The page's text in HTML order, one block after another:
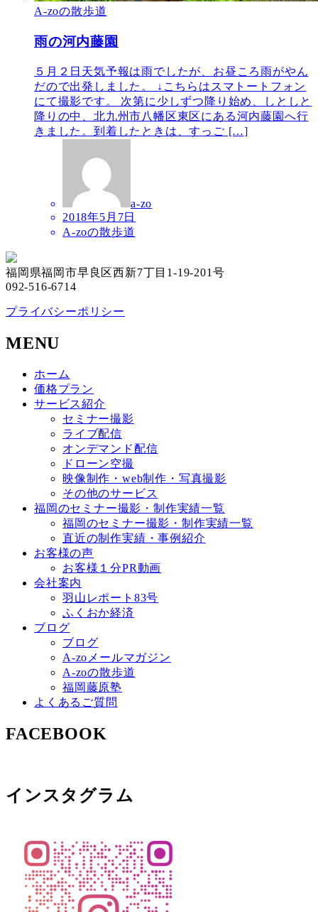
A-zoの散歩道
雨の河内藤園
５月２日天気予報は雨でしたが、お昼ころ雨がやん
だので出発しました。 ↓こちらはスマトートフォン
にて撮影です。 次第に少しずつ降り始め、しとしと
降りの中、北九州市八幡区東区にある河内藤園へ行
きました。到着したときは、すっご […]
a-zo
2018年5月7日
A-zoの散歩道
福岡県福岡市早良区西新7丁目1-19-201号
092-516-6714
プライバシーポリシー
MENU
ホーム
価格プラン
サービス紹介
セミナー撮影
ライブ配信
オンデマンド配信
ドローン空撮
映像制作・web制作・写真撮影
その他のサービス
福岡のセミナー撮影・制作実績一覧
福岡のセミナー撮影・制作実績一覧
直近の制作実績・事例紹介
お客様の声
お客様１分PR動画
会社案内
羽山レポート83号
ふくおか経済
ブログ
ブログ
A-zoメールマガジン
A-zoの散歩道
福岡藤原塾
よくあるご質問
FACEBOOK
インスタグラム